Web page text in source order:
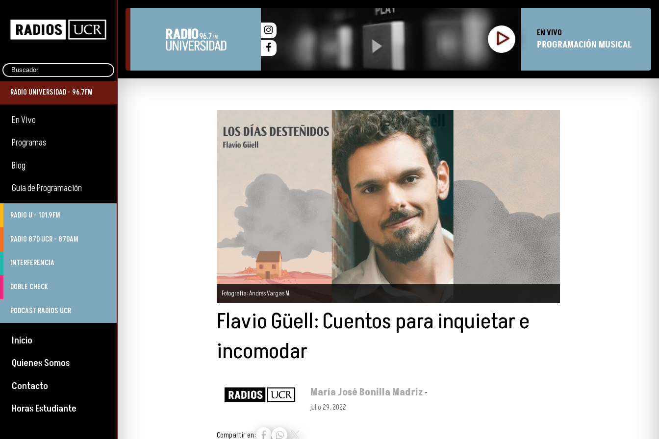
RADIO UNIVERSIDAD - 96.7FM
En Vivo
Programas
Blog
Guía de Programación
RADIO U - 101.9FM
RADIO 870 UCR - 870AM
INTERFERENCIA
DOBLE CHECK
PODCAST RADIOS UCR
Inicio
Quienes Somos
Contacto
Horas Estudiante
EN VIVO
PROGRAMACIÓN MUSICAL
Fotografía: Andrés Vargas M.
Flavio Güell: Cuentos para inquietar e
incomodar
María José Bonilla Madriz -
julio 29, 2022
Compartir en: